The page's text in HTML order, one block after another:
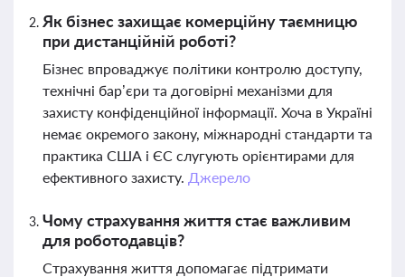
Як бізнес захищає комерційну таємницю
при дистанційній роботі?
Бізнес впроваджує політики контролю доступу,
технічні бар’єри та договірні механізми для
захисту конфіденційної інформації. Хоча в Україні
немає окремого закону, міжнародні стандарти та
практика США і ЄС слугують орієнтирами для
ефективного захисту. Джерело
Чому страхування життя стає важливим
для роботодавців?
Страхування життя допомагає підтримати